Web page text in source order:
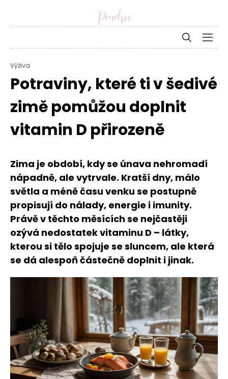
Výživa
Potraviny, které ti v šedivé
zimě pomůžou doplnit
vitamin D přirozeně
Zima je období, kdy se únava nehromadí
nápadně, ale vytrvale. Kratší dny, málo
světla a méně času venku se postupně
propisují do nálady, energie i imunity.
Právě v těchto měsících se nejčastěji
ozývá nedostatek vitaminu D – látky,
kterou si tělo spojuje se sluncem, ale která
se dá alespoň částečně doplnit i jinak.